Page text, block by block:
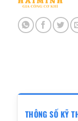
THÔNG SỐ KỸ